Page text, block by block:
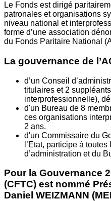
Le Fonds est dirigé
patronales et organisations
niveau national et
forme d’une association
du Fonds Paritaire National
La gouvernance de
d’un Conseil
titulaires et 2
interprofessionnelle),
d'un Bureau de 8
ces organisations
2 ans.
d'un Commissaire du
l’Etat, participe à
d’administration et du
Pour la Gouvernance
(CFTC) est nommé
Daniel WEIZMANN